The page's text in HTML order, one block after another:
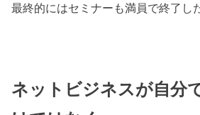
最終的にはセミナーも満員で終了し
ネットビジネスが自分